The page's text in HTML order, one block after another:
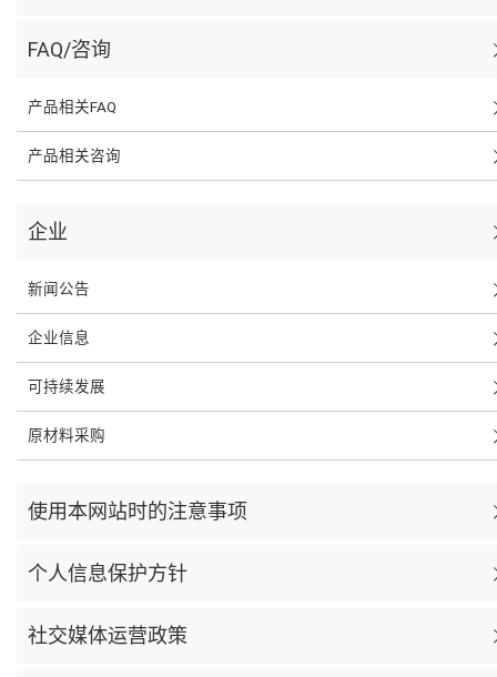
FAQ/咨询
产品相关FAQ
产品相关咨询
企业
新闻公告
企业信息
可持续发展
原材料采购
使用本网站时的注意事项
个人信息保护方针
社交媒体运营政策